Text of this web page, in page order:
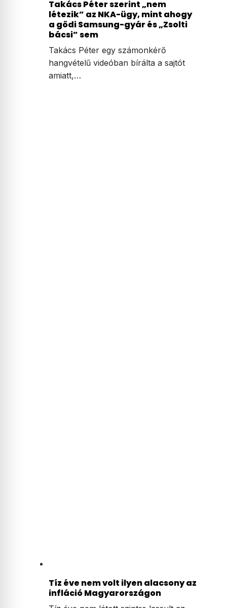
Takács Péter szerint „nem
létezik” az NKA-ügy, mint ahogy
a gödi Samsung-gyár és „Zsolti
bácsi” sem
Takács Péter egy számonkérő
hangvételű videóban bírálta a sajtót
amiatt,…
Tíz éve nem volt ilyen alacsony az
infláció Magyarországon